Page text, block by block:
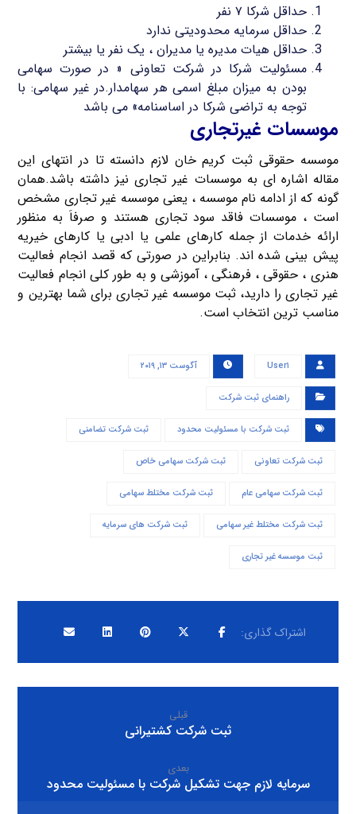
حداقل شرکا ۷ نفر
حداقل سرمایه محدودیتی ندارد
حداقل هیات مدیره یا مدیران ، یک نفر یا بیشتر
مسئولیت شرکا در شرکت تعاونی « در صورت سهامی
بودن به میزان مبلغ اسمی هر سهامدار.در غیر سهامی: با
توجه به تراضی شرکا در اساسنامه» می باشد
موسسات غیرتجاری
موسسه حقوقی ثبت کریم خان لازم دانسته تا در انتهای این
مقاله اشاره ای به موسسات غیر تجاری نیز داشته باشد.همان
گونه که از ادامه نام موسسه ، یعنی موسسه غیر تجاری مشخص
است ، موسسات فاقد سود تجاری هستند و صرفاَ به منظور
ارائه خدمات از جمله کارهای علمی یا ادبی یا کارهای خیریه
پیش بینی شده اند. بنابراین در صورتی که قصد انجام فعالیت
هنری ، حقوقی ، فرهنگی ، آموزشی و به طور کلی انجام فعالیت
غیر تجاری را دارید، ثبت موسسه غیر تجاری برای شما بهترین و
مناسب ترین انتخاب است.
User۱ آگوست ۱۳, ۲۰۱۹
راهنمای ثبت شرکت
ثبت شرکت با مسئولیت محدود ثبت شرکت تضامنی
ثبت شرکت تعاونی ثبت شرکت سهامی خاص
ثبت شرکت سهامی عام ثبت شرکت مختلط سهامی
ثبت شرکت مختلط غیر سهامی ثبت شرکت های سرمایه
ثبت موسسه غیر تجاری
قبلی
ثبت شرکت کشتیرانی
بعدی
سرمایه لازم جهت تشکیل شرکت با مسئولیت محدود